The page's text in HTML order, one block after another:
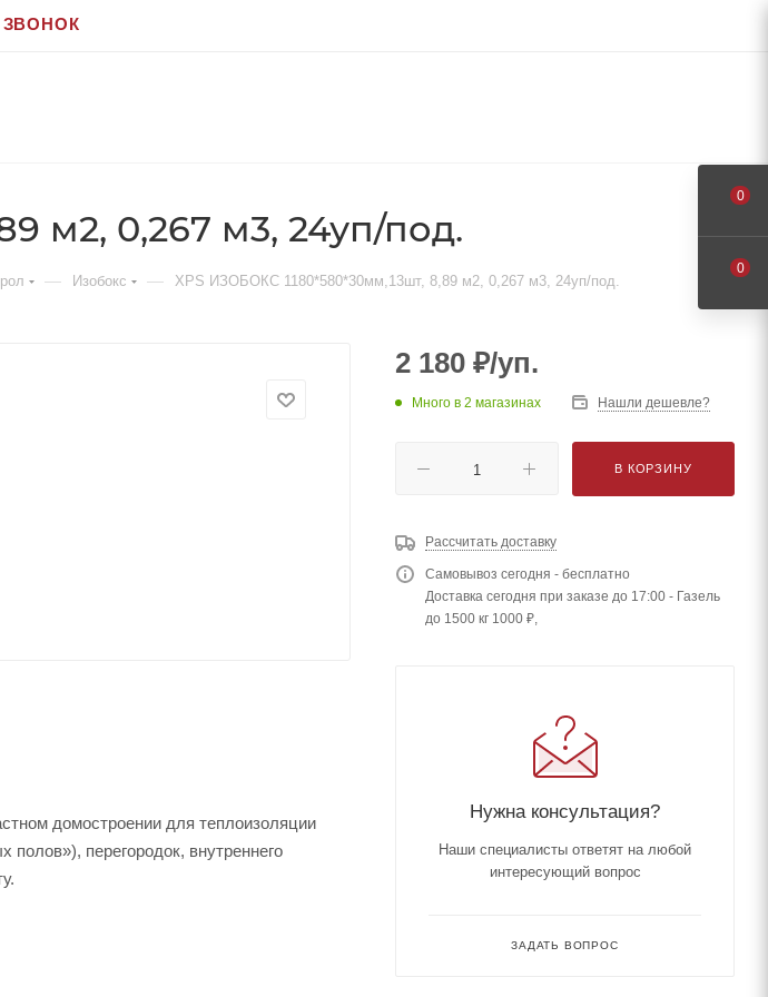
ЗВОНОК
м2, 0,267 м3, 24уп/под.
— Изобокс — XPS ИЗОБОКС 1180*580*30мм,13шт, 8,89 м2, 0,267 м3, 24уп/под.
домостроении для теплоизоляции
перегородок, внутреннего
2 180 ₽/уп.
Много в 2 магазинах Нашли дешевле?
В КОРЗИНУ
Рассчитать доставку
Самовывоз сегодня - бесплатно
Доставка сегодня при заказе до 17:00 - Газель
до 1500 кг 1000 ₽,
Нужна консультация?
Наши специалисты ответят на любой
интересующий вопрос
ЗАДАТЬ ВОПРОС
0
0